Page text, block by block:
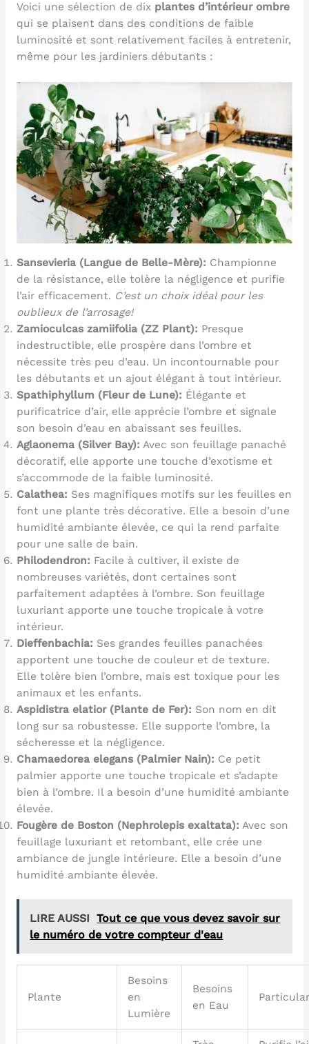
Voici une sélection de dix plantes d’intérieur ombre
qui se plaisent dans des conditions de faible
luminosité et sont relativement faciles à entretenir,
même pour les jardiniers débutants :
Sansevieria (Langue de Belle-Mère): Championne
de la résistance, elle tolère la négligence et purifie
l’air efficacement. C’est un choix idéal pour les
oublieux de l’arrosage!
Zamioculcas zamiifolia (ZZ Plant): Presque
indestructible, elle prospère dans l’ombre et
nécessite très peu d’eau. Un incontournable pour
les débutants et un ajout élégant à tout intérieur.
Spathiphyllum (Fleur de Lune): Élégante et
purificatrice d’air, elle apprécie l’ombre et signale
son besoin d’eau en abaissant ses feuilles.
Aglaonema (Silver Bay): Avec son feuillage panaché
décoratif, elle apporte une touche d’exotisme et
s’accommode de la faible luminosité.
Calathea: Ses magnifiques motifs sur les feuilles en
font une plante très décorative. Elle a besoin d’une
humidité ambiante élevée, ce qui la rend parfaite
pour une salle de bain.
Philodendron: Facile à cultiver, il existe de
nombreuses variétés, dont certaines sont
parfaitement adaptées à l’ombre. Son feuillage
luxuriant apporte une touche tropicale à votre
intérieur.
Dieffenbachia: Ses grandes feuilles panachées
apportent une touche de couleur et de texture.
Elle tolère bien l’ombre, mais est toxique pour les
animaux et les enfants.
Aspidistra elatior (Plante de Fer): Son nom en dit
long sur sa robustesse. Elle supporte l’ombre, la
sécheresse et la négligence.
Chamaedorea elegans (Palmier Nain): Ce petit
palmier apporte une touche tropicale et s’adapte
bien à l’ombre. Il a besoin d’une humidité ambiante
élevée.
Fougère de Boston (Nephrolepis exaltata): Avec son
feuillage luxuriant et retombant, elle crée une
ambiance de jungle intérieure. Elle a besoin d’une
humidité ambiante élevée.
LIRE AUSSI Tout ce que vous devez savoir sur
le numéro de votre compteur d'eau
Plante
Besoins
en
Lumière
Besoins
en Eau